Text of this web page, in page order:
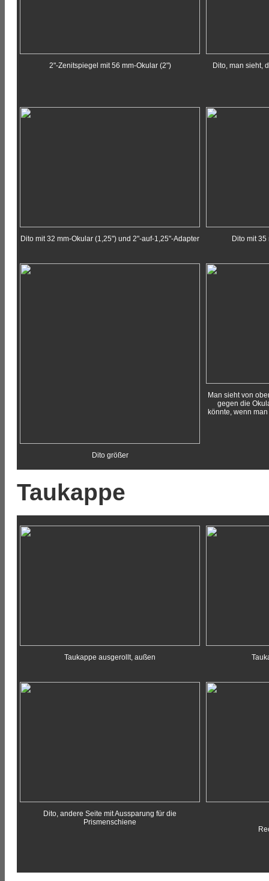
2"-Zenitspiegel mit 56 mm-Okular (2") Dito, man sieht,
Dito mit 32 mm-Okular (1,25") und 2"-auf-1,25"-Adapter Dito mit 35
Dito größer
Man sieht von
gegen die
könnte, wenn
Taukappe
Taukappe ausgerollt, außen
Dito, andere Seite mit Aussparung für die
Prismenschiene